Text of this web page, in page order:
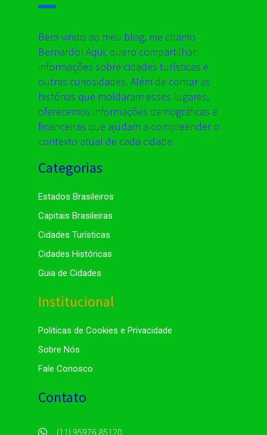
Bem-vindo ao meu blog, me chamo
Bernardo! Aqui, quero compartilhar
informações sobre cidades turísticas e
outras curiosidades. Além de contar as
histórias que moldaram esses lugares,
oferecemos informações demográficas e
financeiras que ajudam a compreender o
contexto atual de cada cidade.
Categorias
Estados Brasileiros
Capitais Brasileiras
Cidades Turísticas
Cidades Históricas
Guia de Cidades
Institucional
Politicas de Cookies e Privacidade
Sobre Nós
Fale Conosco
Contato
(11) 95976.85120